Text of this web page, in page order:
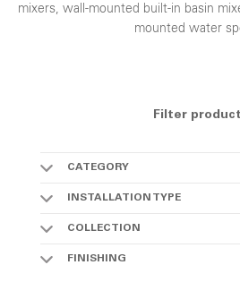
mixers, wall-mounted built-in basin
mounted water
Filter
CATEGORY
INSTALLATION TYPE
COLLECTION
FINISHING